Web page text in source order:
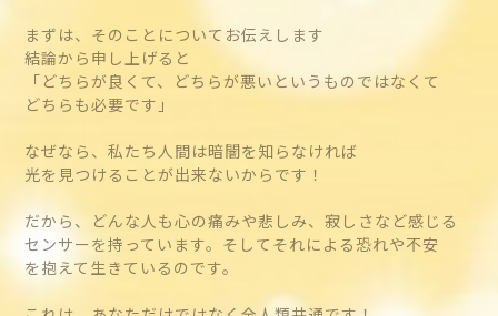
まずは、そのことについてお伝えします
結論から申し上げると
「どちらが良くて、どちらが悪いというものではなくて
どちらも必要です」
なぜなら、私たち人間は暗闇を知らなければ
光を見つけることが出来ないからです！
だから、どんな人も心の痛みや悲しみ、寂しさなど感じる
センサーを持っています。そしてそれによる恐れや不安
を抱えて生きているのです。